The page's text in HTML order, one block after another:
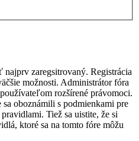
zaregsitrovaný. Registrácia
možnosti. Administrátor fóra
rozšírené právomoci.
sa oboznámili s podmienkami pre
Tiež sa uistite, že si
ktoré sa na tomto fóre môžu